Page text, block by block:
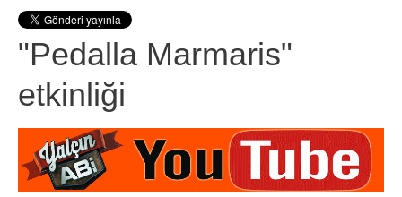
"Pedalla Marmaris"
etkinliği